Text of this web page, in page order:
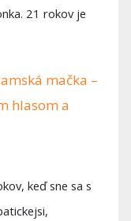
21 rokov je
mačka –
hlasom a
keď sne sa s